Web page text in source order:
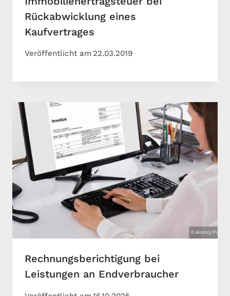
Rückabwicklung eines
Kaufvertrages
Veröffentlicht am 22.03.2019
Rechnungsberichtigung bei
Leistungen an Endverbraucher